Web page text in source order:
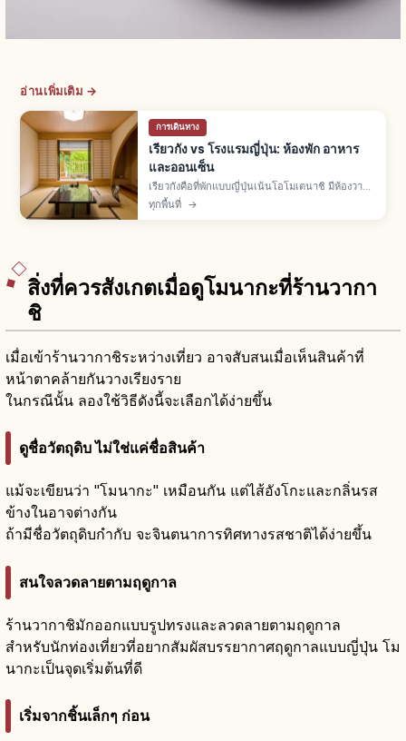
อ่านเพิ่มเติม →
การเดินทาง
เรียวกัง vs โรงแรมญี่ปุ่น: ห้องพัก อาหาร
และออนเซ็น
เรียวกังคือที่พักแบบญี่ปุ่นเน้นโอโมเตนาชิ มีห้องวา
ชิตสึทาทามิ ออนเซ็น ยูกาตะ และอาหารไคเซกิ ส่วน
โรงแรมมีหลายแบบทั้งธุรกิจ-ซิตี้-รีสอร์ท อิสระ
ทุกพื้นที่ →
สิ่งที่ควรสังเกตเมื่อดูโมนากะที่ร้านวากา
ชิ
เมื่อเข้าร้านวากาชิระหว่างเที่ยว อาจสับสนเมื่อเห็นสินค้าที่
หน้าตาคล้ายกันวางเรียงราย
ในกรณีนั้น ลองใช้วิธีดังนี้จะเลือกได้ง่ายขึ้น
ดูชื่อวัตถุดิบ ไม่ใช่แค่ชื่อสินค้า
แม้จะเขียนว่า "โมนากะ" เหมือนกัน แต่ไส้อังโกะและกลิ่นรส
ข้างในอาจต่างกัน
ถ้ามีชื่อวัตถุดิบกำกับ จะจินตนาการทิศทางรสชาติได้ง่ายขึ้น
สนใจลวดลายตามฤดูกาล
ร้านวากาชิมักออกแบบรูปทรงและลวดลายตามฤดูกาล
สำหรับนักท่องเที่ยวที่อยากสัมผัสบรรยากาศฤดูกาลแบบญี่ปุ่น โม
นากะเป็นจุดเริ่มต้นที่ดี
เริ่มจากชิ้นเล็กๆ ก่อน